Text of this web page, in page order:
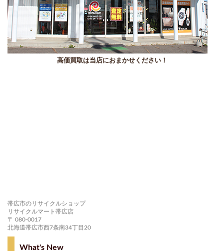
高価買取は当店におまかせください！
帯広市のリサイクルショップ
リサイクルマート帯広店
〒 080-0017
北海道帯広市西7条南34丁目20
What's New